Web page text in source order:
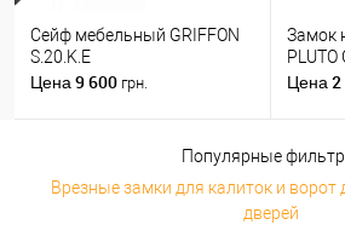
Сейф мебельный GRIFFON
S.20.K.E
Цена 9 600 грн.
Замок
Цена 2
Популярные
Врезные замки для калиток и ворот
дверей